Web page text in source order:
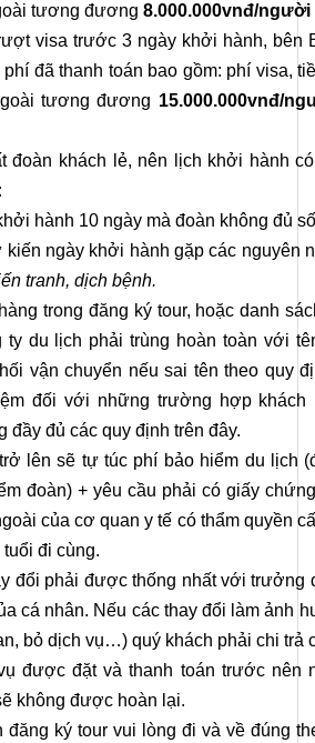
tương đương 8.000.000vnđ/người
visa trước 3 ngày khởi hành, bên
đã thanh toán bao gồm: phí visa,
tương đương 15.000.000vnđ/
đoàn khách lẻ, nên lịch khởi hành
hành 10 ngày mà đoàn không đủ
ngày khởi hành gặp các nguyên
tranh, dịch bệnh.
trong đăng ký tour, hoặc danh
ty du lịch phải trùng hoàn toàn với
vận chuyển nếu sai tên theo quy
đối với những trường hợp khách
đầy đủ các quy định trên đây.
lên sẽ tự túc phí bảo hiểm du lịch
đoàn) + yêu cầu phải có giấy
của cơ quan y tế có thẩm quyền
đi cùng.
đổi phải được thống nhất với trưởng
cá nhân. Nếu các thay đổi làm ảnh
bỏ dịch vụ…) quý khách phải chi trả
được đặt và thanh toán trước nên
không được hoàn lại.
đăng ký tour vui lòng đi và về đúng